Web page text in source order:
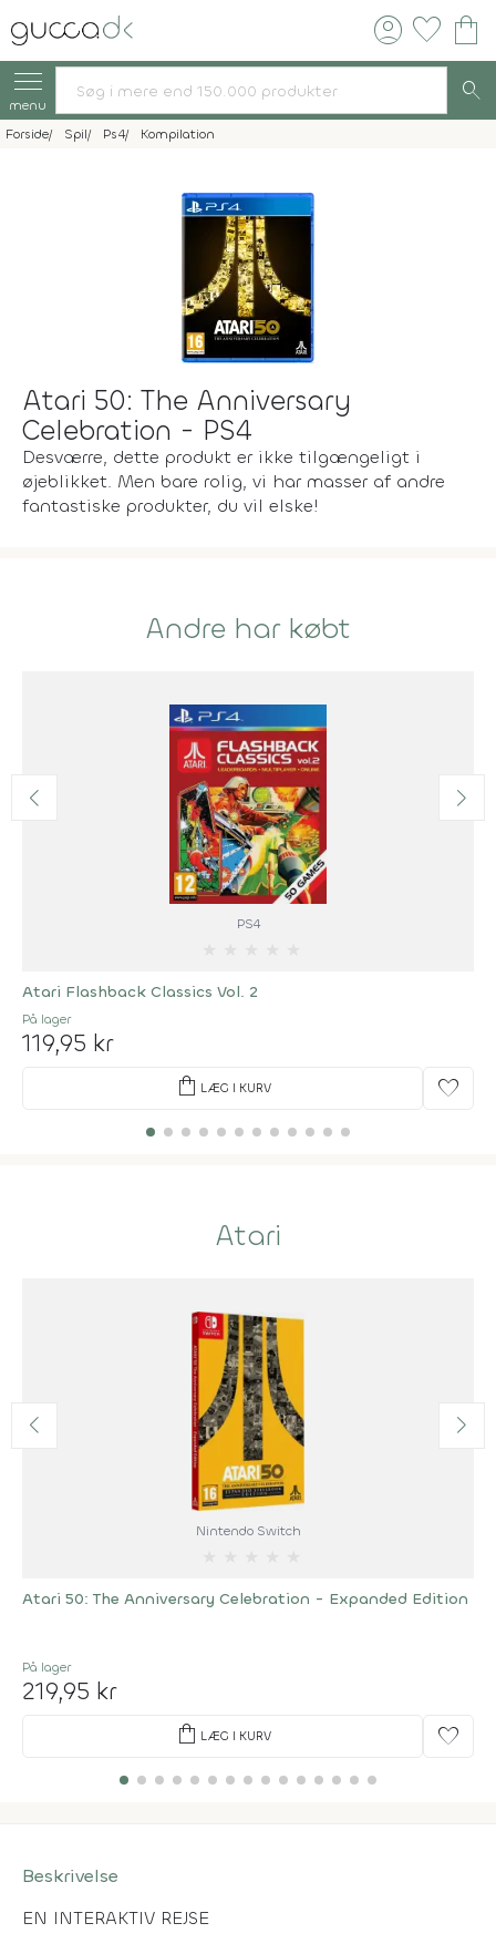
account_circle favorite shopping_bag
menu search
Forside Spil Ps4 Kompilation
Atari 50: The Anniversary
Celebration - PS4
Desværre, dette produkt er ikke tilgængeligt i
øjeblikket. Men bare rolig, vi har masser af andre
fantastiske produkter, du vil elske!
Andre har købt
PS4
Atari Flashback Classics Vol. 2
På lager
119,95 kr
shopping_bag LÆG I KURV favorite
Atari
Nintendo Switch
Atari 50: The Anniversary Celebration - Expanded Edition
På lager
219,95 kr
shopping_bag LÆG I KURV favorite
Beskrivelse
EN INTERAKTIV REJSE